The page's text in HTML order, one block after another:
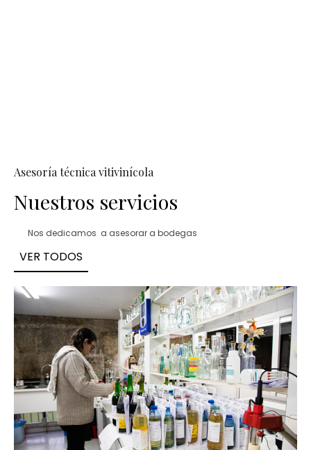
Asesoría técnica vitivinícola
Nuestros servicios
Nos dedicamos a asesorar a bodegas
VER TODOS